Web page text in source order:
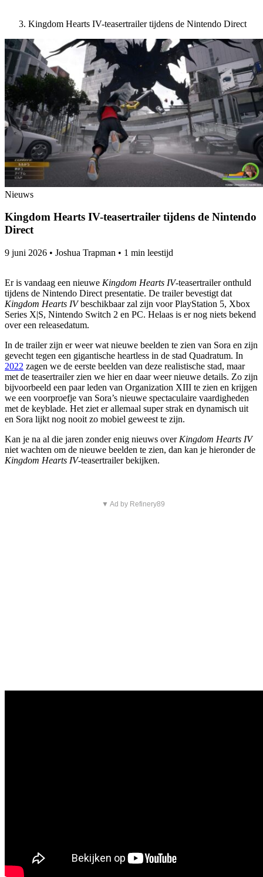
Kingdom Hearts IV-teasertrailer tijdens de Nintendo Direct
Nieuws
Kingdom Hearts IV-teasertrailer tijdens de Nintendo
Direct
9 juni 2026 • Joshua Trapman • 1 min leestijd
Er is vandaag een nieuwe Kingdom Hearts IV-teasertrailer onthuld
tijdens de Nintendo Direct presentatie. De trailer bevestigt dat
Kingdom Hearts IVbeschikbaar zal zijn voor PlayStation 5, Xbox
Series X|S, Nintendo Switch 2 en PC. Helaas is er nog niets bekend
over een releasedatum.
In de trailer zijn er weer wat nieuwe beelden te zien van Sora en zijn
gevecht tegen een gigantische heartless in de stad Quadratum. In
2022 zagen we de eerste beelden van deze realistische stad, maar
met de teasertrailer zien we hier en daar weer nieuwe details. Zo zijn
bijvoorbeeld een paar leden van Organization XIII te zien en krijgen
we een voorproefje van Sora’s nieuwe spectaculaire vaardigheden
met de keyblade. Het ziet er allemaal super strak en dynamisch uit
en Sora lijkt nog nooit zo mobiel geweest te zijn.
Kan je na al die jaren zonder enig nieuws over Kingdom Hearts IV
niet wachten om de nieuwe beelden te zien, dan kan je hieronder de
Kingdom Hearts IV-teasertrailer bekijken.
▼ Ad by Refinery89